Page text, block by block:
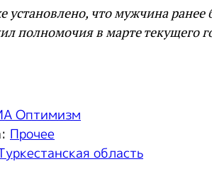
установлено, что мужчина ранее
полномочия в марте текущего
Оптимизм
Прочее
область